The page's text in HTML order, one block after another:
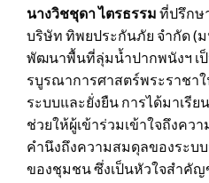
นางวิชชุดา ไตรธรรม ที่ปรึกษ
บริษัท ทิพยประกันภัย จำกัด (ม
พัฒนาพื้นที่ลุ่มน้ำปากพนังฯ เ
รบูรณาการศาสตร์พระราชา
ระบบและยั่งยืน การได้มาเรี
ช่วยให้ผู้เข้าร่วมเข้าใจถึงค
คำนึงถึงความสมดุลของระบ
ของชุมชน ซึ่งเป็นหัวใจสำคั